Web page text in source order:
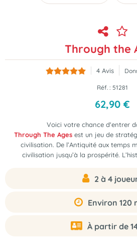
Through the
4 Avis
Réf. : 51281
62,90 €
Voici votre chance d'entrer
Through The Agesest un jeu de
civilisation. De l’Antiquité aux temps
civilisation jusqu’à la prospérité.
2 à 4
Environ 120
À partir de